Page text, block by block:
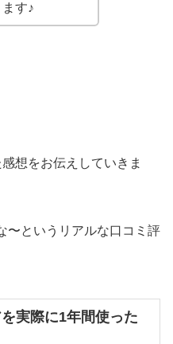
す♪
想をお伝えしていきま
〜というリアルな口コミ評
実際に1年間使った